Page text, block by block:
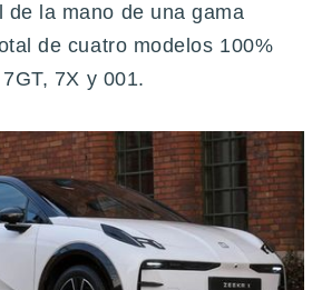
de la mano de una gama
de cuatro modelos 100%
7X y 001.